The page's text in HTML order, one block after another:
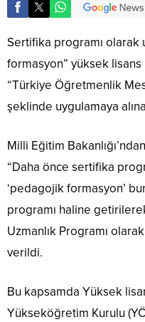
Sertifika programı olarak
formasyon” yüksek
“Türkiye Öğretmenlik
şeklinde uygulamaya
Milli Eğitim
“Daha önce sertifika
‘pedagojik formasyon’
programı haline
Uzmanlık Programı
verildi.
Bu kapsamda Yüksek
Yükseköğretim Kurulu